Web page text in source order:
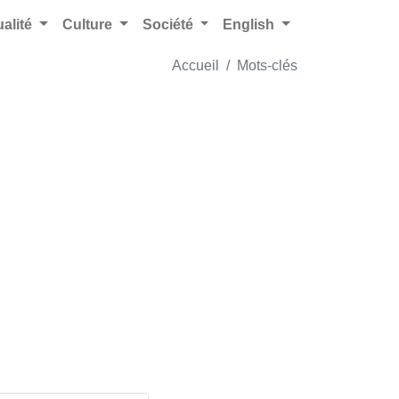
Culture Société English
Accueil Mots-clés